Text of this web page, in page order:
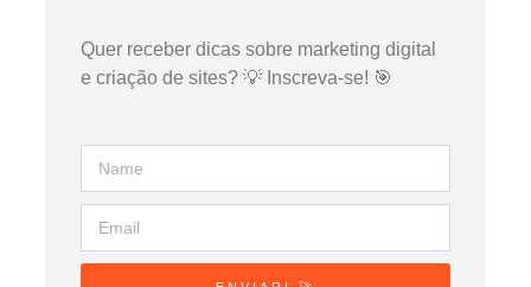
Quer receber dicas sobre marketing digital
e criação de sites? 💡 Inscreva-se! 🎯